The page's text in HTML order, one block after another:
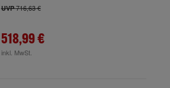
UVP716,63 €
518,99 €
inkl. MwSt.